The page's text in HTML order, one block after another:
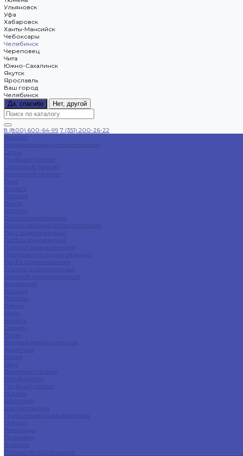
Ульяновск
Уфа
Хабаровск
Ханты-Мансийск
Чебоксары
Челябинск
Череповец
Чита
Южно-Сахалинск
Якутск
Ярославль
Ваш город
Челябинск
Да, спасибо
Нет, другой
8 (800) 600-64-99 7 (351) 200-26-22
Каталог
Нержавеющий металлопрокат
Сетка
Трубный прокат
Сортовой прокат
Фасонный прокат
Лист
Фольга
Полоса
Лента
Штрипс
Проволока/Катанка
Оцинкованный металлопрокат
Круг оцинкованный
Лист оцинкованный
Полоса оцинкованная
Профнастил оцинкованный
Труба оцинкованная
Уголок оцинкованный
Цветной металлопрокат
Алюминий
Бронза
Дюраль
Латунь
Медь
Никель
Свинец
Титан
Черный металлопрокат
Арматура
Балка
Круг
Листовой прокат
Профнастил
Трубный прокат
Уголок
Швеллер
Шестигранник
Трубопроводная арматура
Отводы
Переходы
Тройники
Фланцы
Опоры трубопровода